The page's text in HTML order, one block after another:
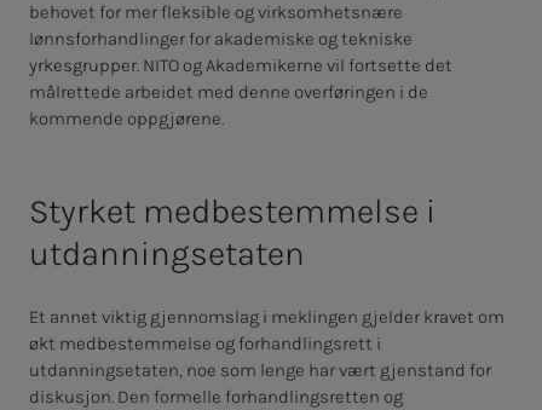
behovet for mer fleksible og virksomhetsnære
lønnsforhandlinger for akademiske og tekniske
yrkesgrupper. NITO og Akademikerne vil fortsette det
målrettede arbeidet med denne overføringen i de
kommende oppgjørene.
Styrket medbestemmelse i
utdanningsetaten
Et annet viktig gjennomslag i meklingen gjelder kravet om
økt medbestemmelse og forhandlingsrett i
utdanningsetaten, noe som lenge har vært gjenstand for
diskusjon. Den formelle forhandlingsretten og